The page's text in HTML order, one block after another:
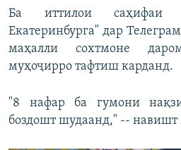
Ба иттилои саҳифаи
Екатеринбурга" дар
маҳалли сохтмоне
муҳоҷирро тафтиш карданд.
"8 нафар ба гумони
боздошт шудаанд," -- навишт